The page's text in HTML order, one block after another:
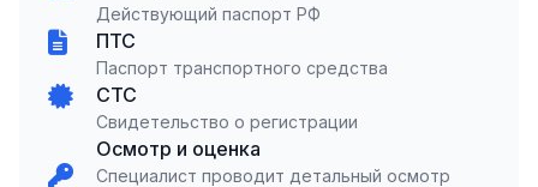
Действующий паспорт РФ
ПТС
Паспорт транспортного средства
СТС
Свидетельство о регистрации
Осмотр и оценка
Специалист проводит детальный осмотр